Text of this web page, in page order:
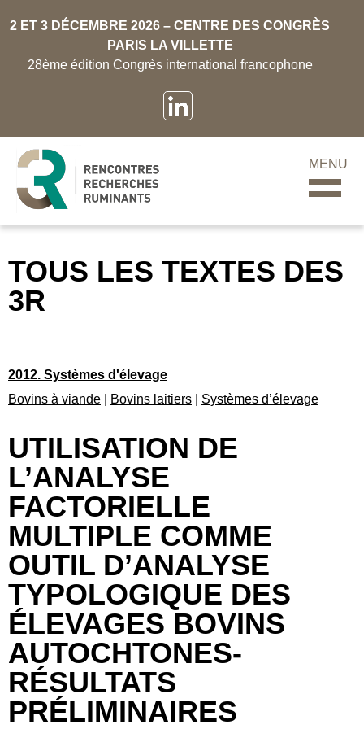
2 ET 3 DÉCEMBRE 2026 – CENTRE DES CONGRÈS
PARIS LA VILLETTE
28ème édition Congrès international francophone
MENU
TOUS LES TEXTES DES
3R
2012. Systèmes d'élevage
Bovins à viande
Bovins laitiers Systèmes d’élevage
UTILISATION DE
L’ANALYSE
FACTORIELLE
MULTIPLE COMME
OUTIL D’ANALYSE
TYPOLOGIQUE DES
ÉLEVAGES BOVINS
AUTOCHTONES-
RÉSULTATS
PRÉLIMINAIRES